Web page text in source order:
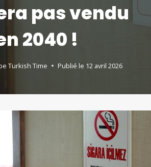
pas vendu
2040 !
Turkish Time Publié le 12 avril 2026